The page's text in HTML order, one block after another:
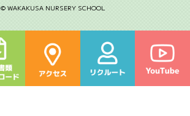
©︎ WAKAKUSA NURSERY SCHOOL